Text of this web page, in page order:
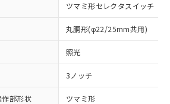
ツマミ形セレクタスイッチ
丸胴形(φ22/25mm共用)
照光
3ノッチ
作部形状 ツマミ形